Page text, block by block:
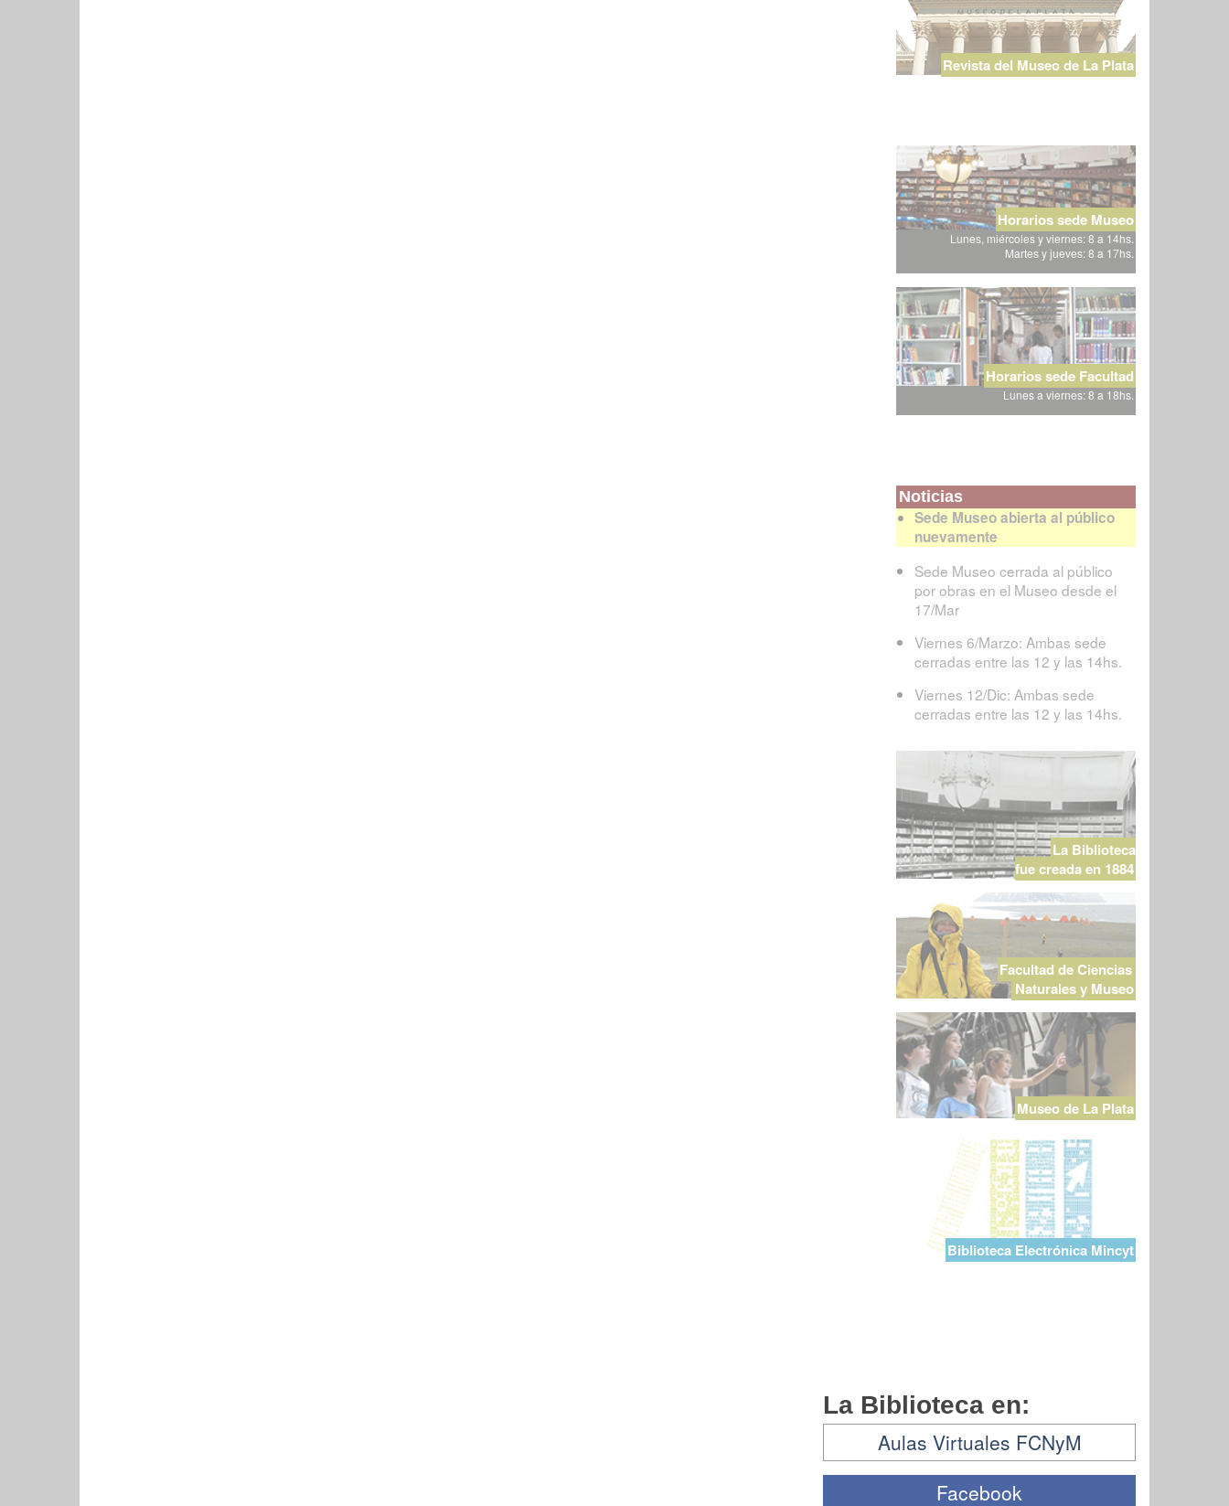
Revista del Museo de La Plata
Horarios sede Museo
Lunes, miércoles y viernes: 8 a 14hs.
Martes y jueves: 8 a 17hs.
Horarios sede Facultad
Lunes a viernes: 8 a 18hs.
Noticias
Sede Museo abierta al público
nuevamente
Sede Museo cerrada al público
por obras en el Museo desde el
17/Mar
Viernes 6/Marzo: Ambas sede
cerradas entre las 12 y las 14hs.
Viernes 12/Dic: Ambas sede
cerradas entre las 12 y las 14hs.
La Biblioteca
fue creada en 1884
Facultad de Ciencias
Naturales y Museo
Museo de La Plata
Biblioteca Electrónica Mincyt
La Biblioteca en:
Aulas Virtuales FCNyM
Facebook